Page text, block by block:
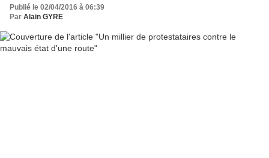
Publié le 02/04/2016 à 06:39
Par Alain GYRE